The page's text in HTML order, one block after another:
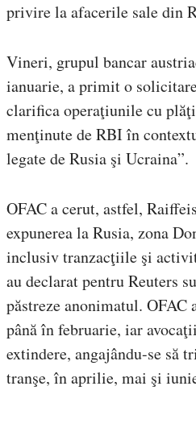
privire la afacerile sale din
Vineri, grupul bancar
ianuarie, a primit o
clarifica operaţiunile cu
menţinute de RBI în
legate de Rusia şi Ucraina”.
OFAC a cerut, astfel,
expunerea la Rusia, zona
inclusiv tranzacţiile şi
au declarat pentru Reuters
păstreze anonimatul. OFAC
până în februarie, iar
extindere, angajându-se
tranşe, în aprilie, mai şi